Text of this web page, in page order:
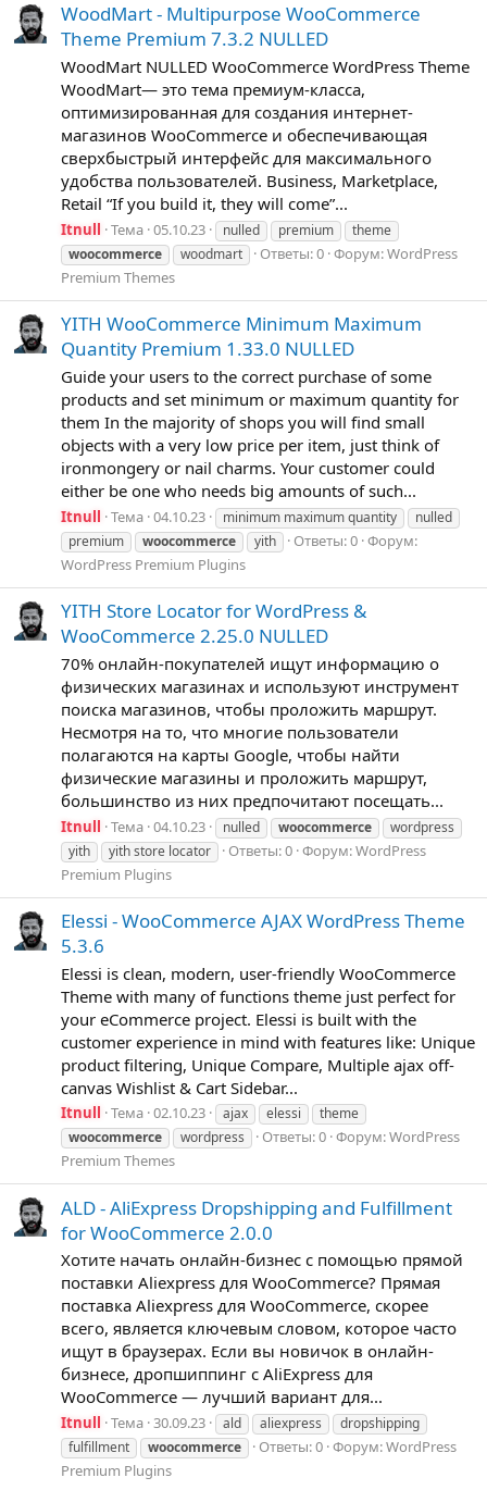
WoodMart - Multipurpose WooCommerce
Theme Premium 7.3.2 NULLED
WoodMart NULLED WooCommerce WordPress Theme
WoodMart— это тема премиум-класса,
оптимизированная для создания интернет-
магазинов WooCommerce и обеспечивающая
сверхбыстрый интерфейс для максимального
удобства пользователей. Business, Marketplace,
Retail “If you build it, they will come”...
Itnull Тема 05.10.23 nulled premium
theme
woocommerce
woodmart Ответы: 0 Форум:WordPress
Premium Themes
YITH WooCommerce Minimum Maximum
Quantity Premium 1.33.0 NULLED
Guide your users to the correct purchase of some
products and set minimum or maximum quantity for
them In the majority of shops you will find small
objects with a very low price per item, just think of
ironmongery or nail charms. Your customer could
either be one who needs big amounts of such...
Itnull Тема 04.10.23 minimum maximum quantity
nulled
premium
woocommerce yith Ответы: 0 Форум:
WordPress Premium Plugins
YITH Store Locator for WordPress &
WooCommerce 2.25.0 NULLED
70% онлайн-покупателей ищут информацию о
физических магазинах и используют инструмент
поиска магазинов, чтобы проложить маршрут.
Несмотря на то, что многие пользователи
полагаются на карты Google, чтобы найти
физические магазины и проложить маршрут,
большинство из них предпочитают посещать...
Itnull Тема 04.10.23 nulled woocommerce
wordpress
yith
yith store locator Ответы: 0 Форум:WordPress
Premium Plugins
Elessi - WooCommerce AJAX WordPress Theme
5.3.6
Elessi is clean, modern, user-friendly WooCommerce
Theme with many of functions theme just perfect for
your eCommerce project. Elessi is built with the
customer experience in mind with features like: Unique
product filtering, Unique Compare, Multiple ajax off-
canvas Wishlist & Cart Sidebar...
Itnull Тема 02.10.23 ajax elessi
theme
woocommerce
wordpress Ответы: 0 Форум:WordPress
Premium Themes
ALD - AliExpress Dropshipping and Fulfillment
for WooCommerce 2.0.0
Хотите начать онлайн-бизнес с помощью прямой
поставки Aliexpress для WooCommerce? Прямая
поставка Aliexpress для WooCommerce, скорее
всего, является ключевым словом, которое часто
ищут в браузерах. Если вы новичок в онлайн-
бизнесе, дропшиппинг с AliExpress для
WooCommerce — лучший вариант для...
Itnull Тема 30.09.23 ald aliexpress
dropshipping
fulfillment
woocommerce Ответы: 0 Форум:WordPress
Premium Plugins